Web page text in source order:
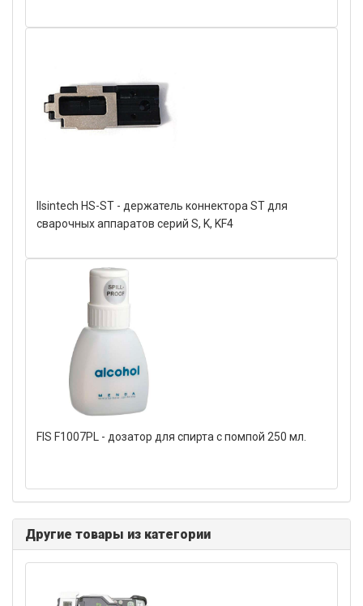
Ilsintech HS-ST - держатель коннектора ST для
сварочных аппаратов серий S, K, KF4
FIS F1007PL - дозатор для спирта с помпой 250 мл.
Другие товары из категории